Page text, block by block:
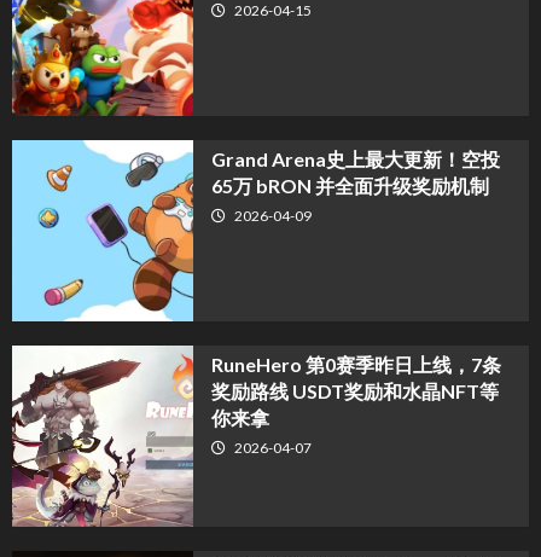
2026-04-15
Grand Arena史上最大更新！空投
65万 bRON 并全面升级奖励机制
2026-04-09
RuneHero 第0赛季昨日上线，7条
奖励路线 USDT奖励和水晶NFT等
你来拿
2026-04-07